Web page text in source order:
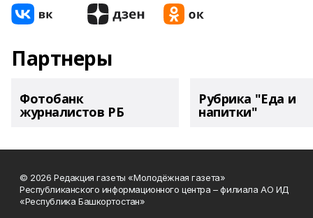
Партнеры
Фотобанк
журналистов РБ
Рубрика "Еда и
напитки"
© 2026 Редакция газеты «Молодёжная газета»
Республиканского информационного центра – филиала АО ИД
«Республика Башкортостан»